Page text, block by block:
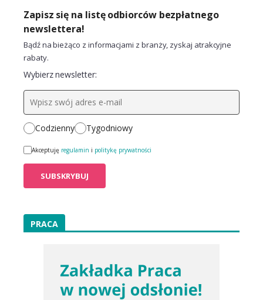
Zapisz się na listę odbiorców bezpłatnego
newslettera!
Bądź na bieżąco z informacjami z branży, zyskaj atrakcyjne
rabaty.
Wybierz newsletter:
Codzienny Tygodniowy
Akceptuję regulamin i politykę prywatności
PRACA